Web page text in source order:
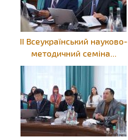
ІІ Всеукраїнський науково-
методичний семіна...